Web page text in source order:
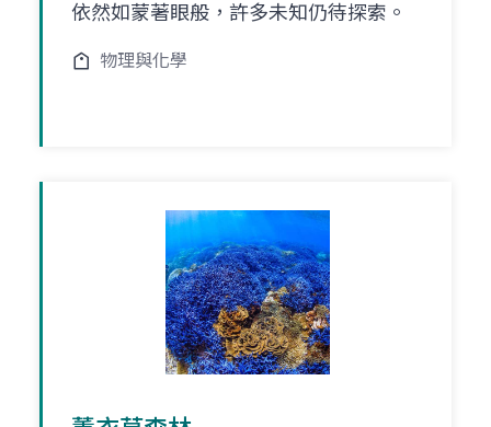
依然如蒙著眼般，許多未知仍待探索。
物理與化學